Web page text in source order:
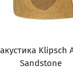
Klipsch
Sandstone